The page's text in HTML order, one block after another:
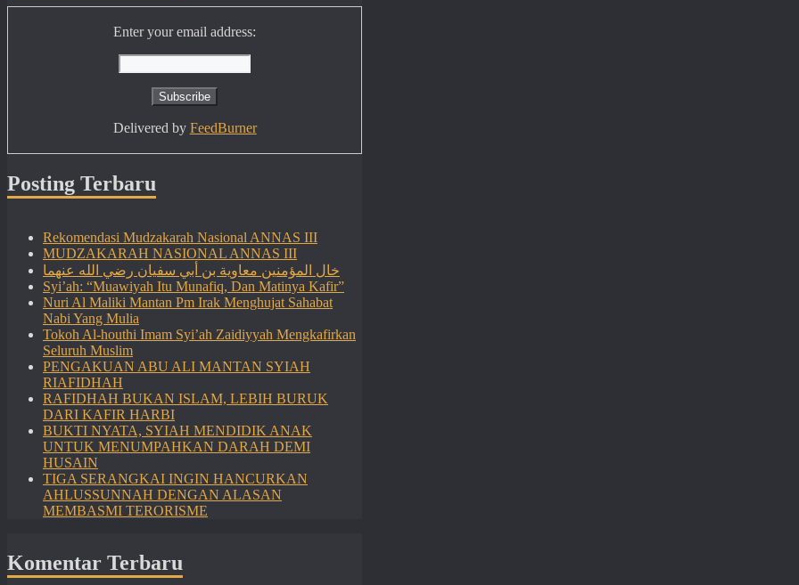
Enter your email address:
Delivered by FeedBurner
Posting Terbaru
Rekomendasi Mudzakarah Nasional ANNAS III
MUDZAKARAH NASIONAL ANNAS III
خال المؤمنين معاوية بن أبي سفيان رضي الله عنهما
Syi’ah: “Muawiyah Itu Munafiq, Dan Matinya Kafir”
Nuri Al Maliki Mantan Pm Irak Menghujat Sahabat
Nabi Yang Mulia
Tokoh Al-houthi Imam Syi’ah Zaidiyyah Mengkafirkan
Seluruh Muslim
PENGAKUAN ABU ALI MANTAN SYIAH
RIAFIDHAH
RAFIDHAH BUKAN ISLAM, LEBIH BURUK
DARI KAFIR HARBI
BUKTI NYATA, SYIAH MENDIDIK ANAK
UNTUK MENUMPAHKAN DARAH DEMI
HUSAIN
TIGA SERANGKAI INGIN HANCURKAN
AHLUSSUNNAH DENGAN ALASAN
MEMBASMI TERORISME
Komentar Terbaru